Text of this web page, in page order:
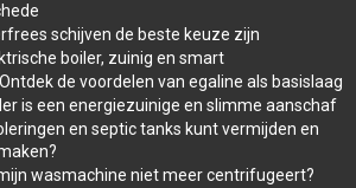
schijven de beste keuze zijn
boiler, zuinig en smart
de voordelen van egaline als basislaag
is een energiezuinige en slimme aanschaf
en septic tanks kunt vermijden en
wasmachine niet meer centrifugeert?